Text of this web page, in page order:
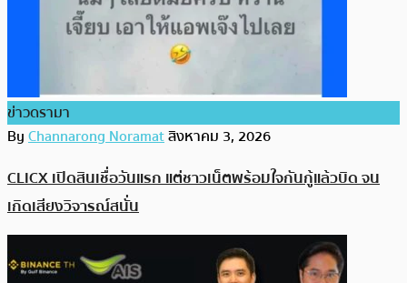
ข่าวดรามา
ByChannarong Noramatสิงหาคม 3, 2026
CLICX เปิดสินเชื่อวันแรก แต่ชาวเน็ตพร้อมใจกันกู้แล้วบิด จน
เกิดเสียงวิจารณ์สนั่น